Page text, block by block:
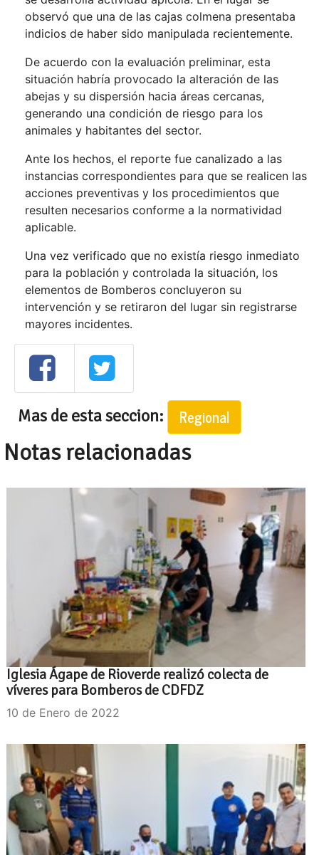
observó que una de las cajas colmena presentaba
indicios de haber sido manipulada recientemente.
De acuerdo con la evaluación preliminar, esta
situación habría provocado la alteración de las
abejas y su dispersión hacia áreas cercanas,
generando una condición de riesgo para los
animales y habitantes del sector.
Ante los hechos, el reporte fue canalizado a las
instancias correspondientes para que se realicen las
acciones preventivas y los procedimientos que
resulten necesarios conforme a la normatividad
aplicable.
Una vez verificado que no existía riesgo inmediato
para la población y controlada la situación, los
elementos de Bomberos concluyeron su
intervención y se retiraron del lugar sin registrarse
mayores incidentes.
Mas de esta seccion: Regional
Notas relacionadas
Iglesia Ágape de Rioverde realizó colecta de
víveres para Bomberos de CDFDZ
10 de Enero de 2022